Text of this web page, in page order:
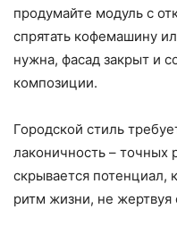
продумайте модуль с
спрятать кофемашину
нужна, фасад закрыт и
композиции.
Городской стиль
лаконичность – точных
скрывается потенциал,
ритм жизни, не жертвуя